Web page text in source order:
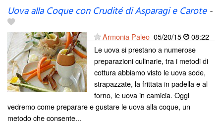
Uova alla Coque con Crudité di Asparagi e Carote-
Armonia Paleo 05/20/15
08:22
Le uova si prestano a numerose
preparazioni culinarie, tra i metodi di
cottura abbiamo visto le uova sode,
strapazzate, la frittata in padella e al
forno, le uova in camicia. Oggi
vedremo come preparare e gustare le uova alla coque, un
metodo che consente...